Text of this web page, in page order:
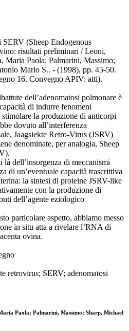
(Sheep Endogenous
risultati preliminari / Leoni,
Maria Paola; Palmarini, Massimo;
Mario S.. - (1998), pp. 45-50.
16. Convegno APIV: atti).
dell’adenomatosi polmonare è
di indurre fenomeni
la produzione di anticorpi
dovuto all’interferenza
Jaagsiekte Retro-Virus (JSRV)
denominate, per analogia, Sheep
dell’insorgenza di meccanismi
di un’eventuale capacità trascrittiva
la sintesi di proteine JSRV-like
con la produzione di
dell’agente eziologico
particolare aspetto, abbiamo messo
in situ atta a rivelare l’RNA di
ovina.
retrovirus; SERV; adenomatosi
Paola; Palmarini, Massimo; Sharp, Michael